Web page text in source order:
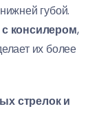
губой.
консилером,
их более
стрелок и